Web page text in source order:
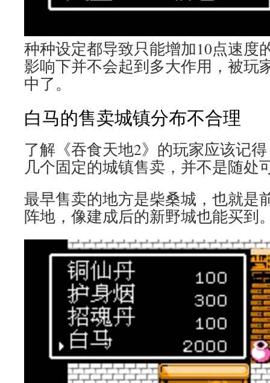
种种设定都导致只能增加10点速度
影响下并不会起到多大作用，被玩
中了。
白马的售卖城镇分布不合理
了解《吞食天地2》的玩家应该记
几个固定的城镇售卖，并不是随处
最早售卖的地方是柴桑城，也就是
阵地，像建成后的新野城也能买到